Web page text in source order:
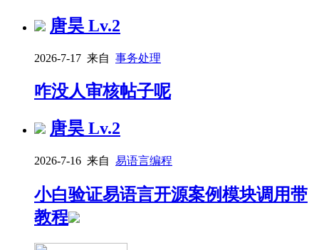
唐昊 Lv.2
2026-7-17 来自 事务处理
咋没人审核帖子呢
唐昊 Lv.2
2026-7-16 来自 易语言编程
小白验证易语言开源案例模块调用带
教程